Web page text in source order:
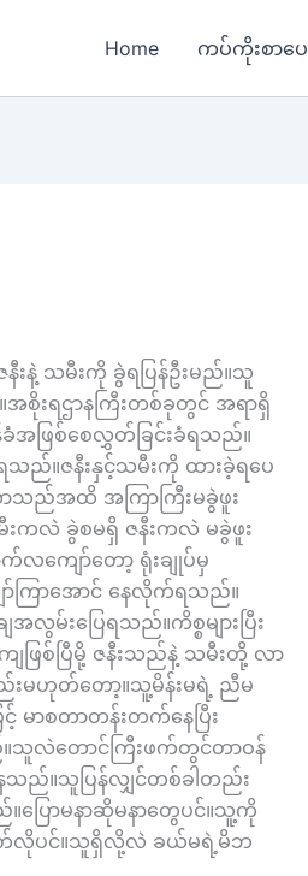
Home ကပ်ကိုးစာပေ
းနဲ့ သမီးကို ခွဲရပြန်ဦးမည်။သူ
အစိုးရဌာနကြီးတစ်ခုတွင် အရာရှိ
ခံအဖြစ်စေလွှတ်ခြင်းခံရသည်။
သည်။ဇနီးနှင့်သမီးကို ထားခဲ့ရပေ
သည်အထိ အကြာကြီးမခွဲဖူး
ကလဲ ခွဲစမရှိ ဇနီးကလဲ မခွဲဖူး
က်လကျော်တော့ ရုံးချုပ်မှ
ာ်ကြာအောင် နေလိုက်ရသည်။
းပြေရသည်။ကိစ္စများပြီး
ြစ်ပြီမို့ ဇနီးသည်နဲ့ သမီးတို့ လာ
းမဟုတ်တော့။သူ့မိန်းမရဲ့ ညီမ
မာစတာတန်းတက်နေပြီး
။သူလဲတောင်ကြီးဖက်တွင်တာဝန်
ည်။သူပြန်လျှင်တစ်ခါတည်း
ြောမနာဆိုမနာတွေပင်။သူ့ကို
လိုပင်။သူရှိလို့လဲ ခယ်မရဲ့မိဘ